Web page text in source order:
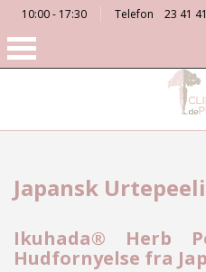
10:00 - 17:30 Telefon 23 41
Japansk
Ikuhada® Herb
Hudfornyelse fra